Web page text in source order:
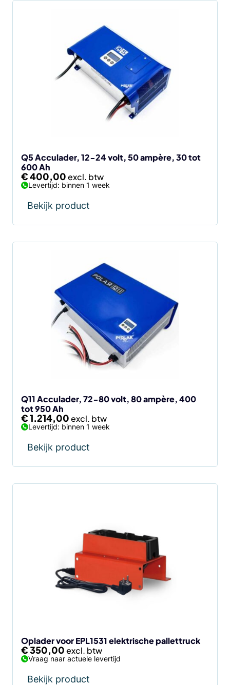
Q5 Acculader, 12-24 volt, 50 ampère, 30 tot
600 Ah
€400,00
Levertijd: binnen 1 week
Bekijk product
Q11 Acculader, 72-80 volt, 80 ampère, 400
tot 950 Ah
€1.214,00
Levertijd: binnen 1 week
Bekijk product
Oplader voor EPL1531 elektrische pallettruck
€350,00
Vraag naar actuele levertijd
Bekijk product